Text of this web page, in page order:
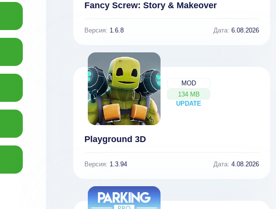
Fancy Screw: Story & Makeover
Версия: 1.6.8 Дата: 6.08.2026
MOD
134 MB
UPDATE
NEW
Playground 3D
Версия: 1.3.94 Дата: 4.08.2026